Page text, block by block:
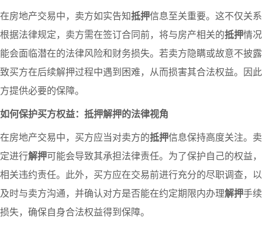
在房地产交易中，卖方如实告知抵押信息至关重要。这不仅关
根据法律规定，卖方需在签订合同前，将与房产相关的抵押情
能会面临潜在的法律风险和财务损失。若卖方隐瞒或故意不披
致买方在后续解押过程中遇到困难，从而损害其合法权益。因
方提供必要的保障。
如何保护买方权益：抵押解押的法律视角
在房地产交易中，买方应当对卖方的抵押信息保持高度关注。
定进行解押可能会导致其承担法律责任。为了保护自己的权益
相关违约责任。此外，买方应在交易前进行充分的尽职调查，
及时与卖方沟通，并确认对方是否能在约定期限内办理解押手
损失，确保自身合法权益得到保障。